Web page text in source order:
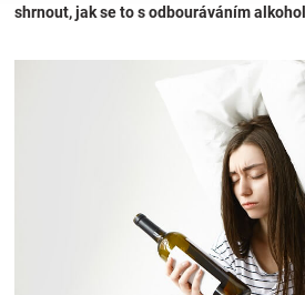
shrnout, jak se to s odbouráváním